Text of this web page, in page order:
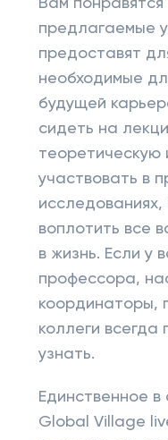
Вам
предлагаемые
предоставят
необходимые
будущей
сидеть на
теоретическую
участвовать в
воплотить все
в жизнь. Если у
профессора,
координаторы,
коллеги всегда
узнать.
Единственное
Global Village